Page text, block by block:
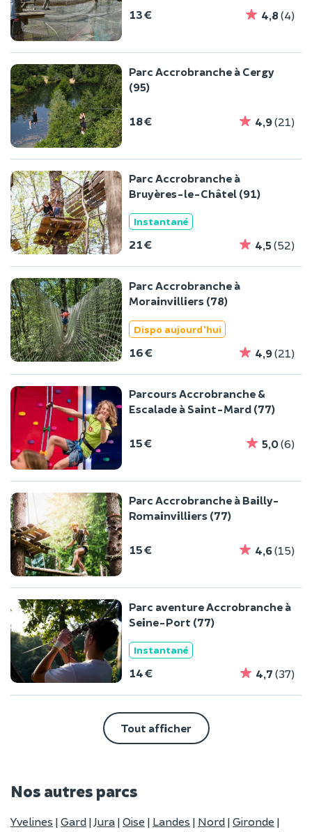
13 € 4,8 (4)
Parc Accrobranche à Cergy
(95)
18 € 4,9(21)
Parc Accrobranche à
Bruyères-le-Châtel (91)
Instantané
21 € 4,5(52)
Parc Accrobranche à
Morainvilliers (78)
Dispo aujourd'hui
16 € 4,9(21)
Parcours Accrobranche &
Escalade à Saint-Mard (77)
15 € 5,0(6)
Parc Accrobranche à Bailly-
Romainvilliers (77)
15 € 4,6(15)
Parc aventure Accrobranche à
Seine-Port (77)
Instantané
14 € 4,7 (37)
Tout afficher
Nos autres parcs
Yvelines | Gard | Jura | Oise | Landes | Nord | Gironde |